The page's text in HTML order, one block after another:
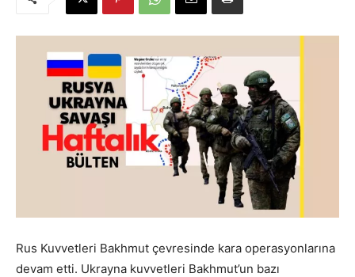
Rus Kuvvetleri Bakhmut çevresinde kara operasyonlarına
devam etti. Ukrayna kuvvetleri Bakhmut’un bazı